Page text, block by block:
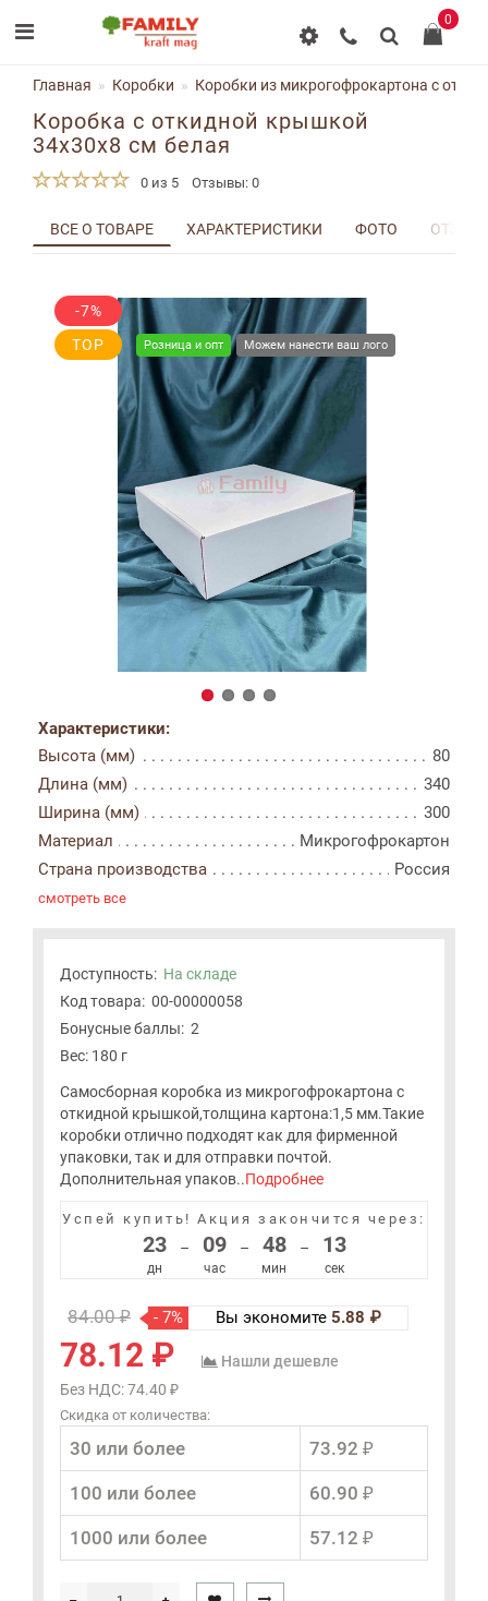
0
Главная Коробки Коробки из микрогофрокартона с
Коробка с откидной крышкой
34x30x8 см белая
0 из 5 Отзывы: 0
ВСЕ О ТОВАРЕ ХАРАКТЕРИСТИКИ ФОТО
Розница и опт Можем нанести ваш лого
-7%
TOP
Характеристики:
Высота (мм)
80
Длина (мм)
340
Ширина (мм)
300
Материал
Микрогофрокартон
Страна производства
Россия
смотреть все
Доступность: На складе
Код товара: 00-00000058
Бонусные баллы: 2
Вес: 180 г
Самосборная коробка из микрогофрокартона с
откидной крышкой,толщина картона:1,5 мм.Такие
коробки отлично подходят как для фирменной
упаковки, так и для отправки почтой.
Дополнительная упаков..Подробнее
Успей купить!Акция закончится через:
23
дн
– 09
час
– 48
мин
– 13
сек
84.00 ₽ - 7% Вы экономите 5.88 ₽
78.12 ₽
Нашли дешевле
Без НДС: 74.40 ₽
Скидка от количества:
30 или более 73.92 ₽
100 или более 60.90 ₽
1000 или более 57.12 ₽